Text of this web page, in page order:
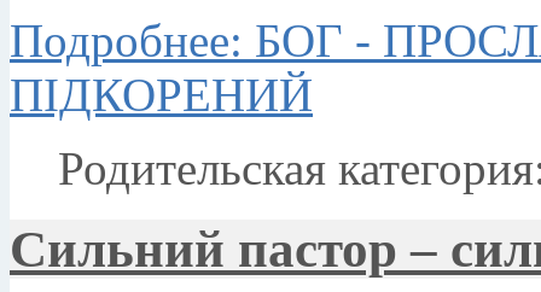
Подробнее: БОГ -
ПІДКОРЕНИЙ
Родительская
Сильний пастор –